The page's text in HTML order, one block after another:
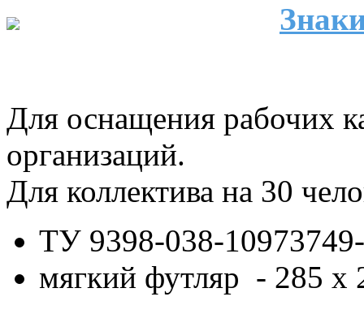
Для оснащения рабочих
организаций.
Для коллектива на 30
ТУ 9398-038-
мягкий футляр - 285 x